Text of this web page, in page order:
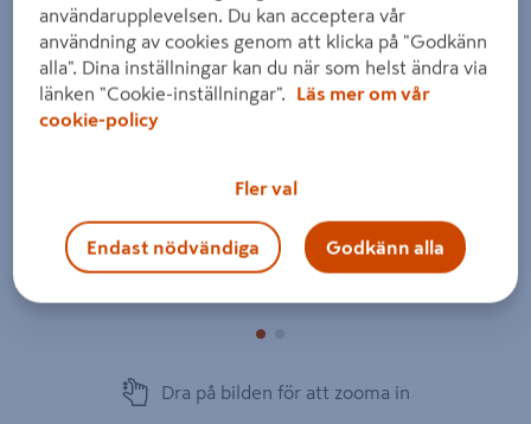
Föregående
Dra på bilden för att zooma in
användarupplevelsen. Du kan acceptera vår
användning av cookies genom att klicka på "Godkänn
alla". Dina inställningar kan du när som helst ändra via
länken "Cookie-inställningar".
Läs mer om vår
cookie-policy
Fler val
Endast nödvändiga Godkänn alla